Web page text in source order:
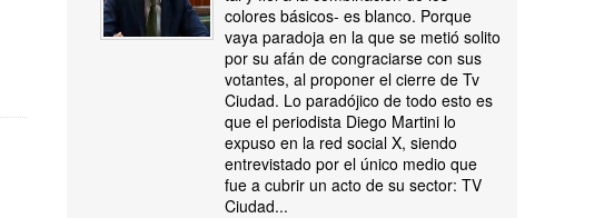
colores básicos- es blanco. Porque
vaya paradoja en la que se metió solito
por su afán de congraciarse con sus
votantes, al proponer el cierre de Tv
Ciudad. Lo paradójico de todo esto es
que el periodista Diego Martini lo
expuso en la red social X, siendo
entrevistado por el único medio que
fue a cubrir un acto de su sector: TV
Ciudad...